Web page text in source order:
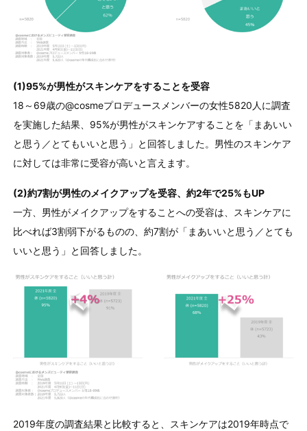
(1)95%が男性がスキンケアをすることを受容
18～69歳の@cosmeプロデュースメンバーの女性5820人に調査
を実施した結果、95%が男性がスキンケアすることを「まあいい
と思う／とてもいいと思う」と回答しました。男性のスキンケア
に対しては非常に受容が高いと言えます。
(2)約7割が男性のメイクアップを受容、約2年で25%もUP
一方、男性がメイクアップをすることへの受容は、スキンケアに
比べれば3割弱下がるものの、約7割が「まあいいと思う／とても
いいと思う」と回答しました。
2019年度の調査結果と比較すると、スキンケアは2019年時点で